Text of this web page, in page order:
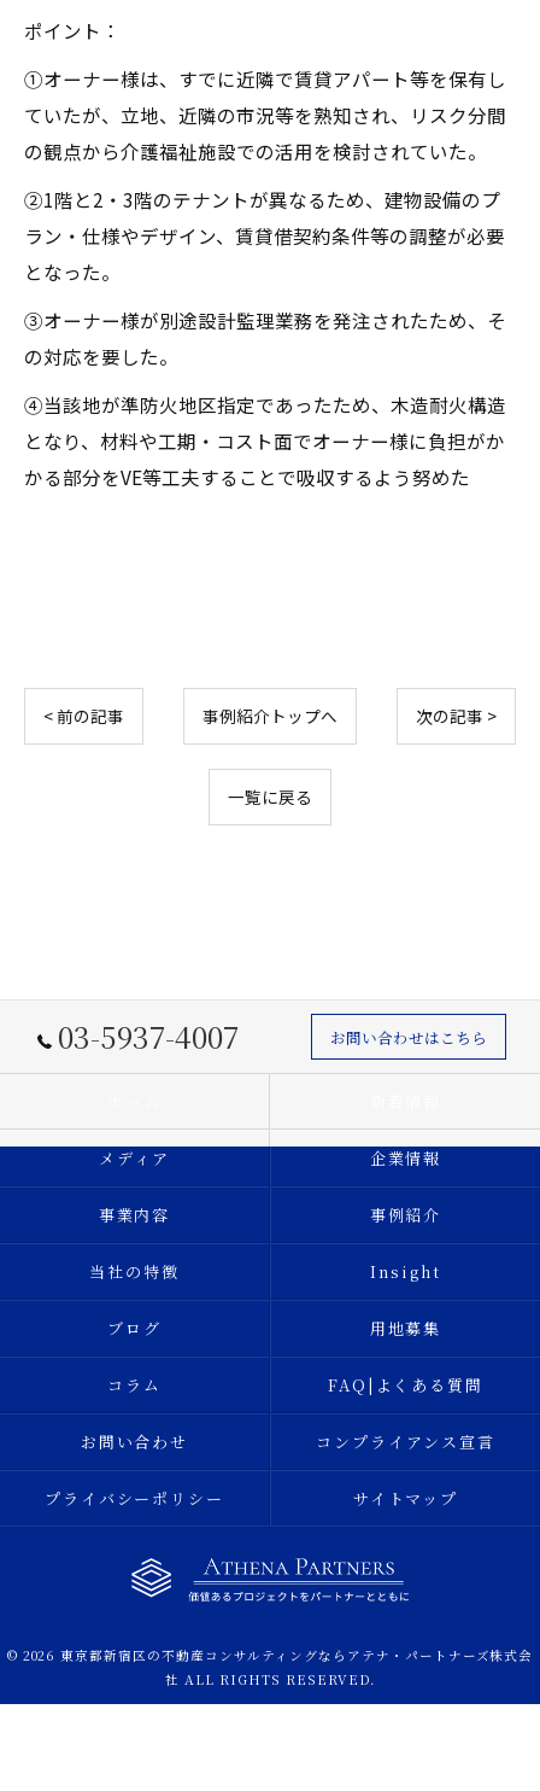
ポイント：
①オーナー様は、すでに近隣で賃貸アパート等を保有し
ていたが、立地、近隣の市況等を熟知され、リスク分間
の観点から介護福祉施設での活用を検討されていた。
②1階と2・3階のテナントが異なるため、建物設備のプ
ラン・仕様やデザイン、賃貸借契約条件等の調整が必要
となった。
③オーナー様が別途設計監理業務を発注されたため、そ
の対応を要した。
④当該地が準防火地区指定であったため、木造耐火構造
となり、材料や工期・コスト面でオーナー様に負担がか
かる部分をVE等工夫することで吸収するよう努めた
< 前の記事 事例紹介トップへ 次の記事 >
一覧に戻る
03-5937-4007 お問い合わせはこちら
メディア 企業情報
事業内容 事例紹介
当社の特徴 Insight
ブログ 用地募集
コラム FAQ|よくある質問
お問い合わせ コンプライアンス宣言
プライバシーポリシー サイトマップ
© 2026 東京都新宿区の不動産コンサルティングならアテナ・パートナーズ株式会
社 ALL RIGHTS RESERVED.